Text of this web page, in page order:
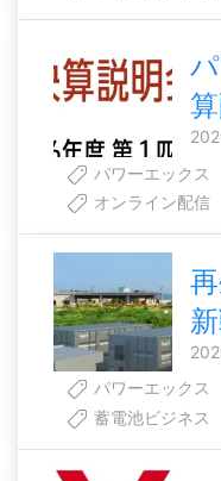
パワーエックス
オンライン配信
パワーエックス
蓄電池ビジネス